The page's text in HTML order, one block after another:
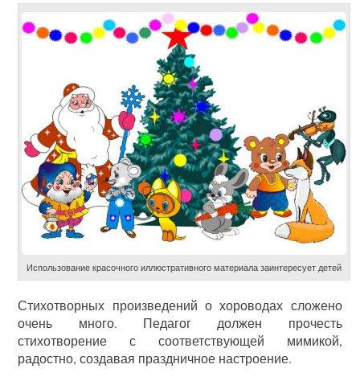
Использование красочного иллюстративного материала заинтересует детей
Стихотворных произведений о хороводах сложено
очень много. Педагог должен прочесть
стихотворение с соответствующей мимикой,
радостно, создавая праздничное настроение.